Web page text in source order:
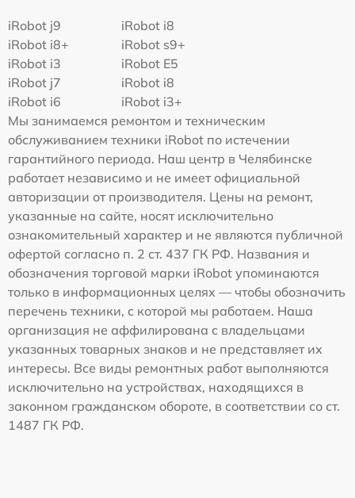
iRobot j9
iRobot i8
iRobot i8+
iRobot s9+
iRobot i3
iRobot E5
iRobot j7
iRobot i8
iRobot i6
iRobot i3+
Мы занимаемся ремонтом и техническим
обслуживанием техники iRobot по истечении
гарантийного периода. Наш центр в Челябинске
работает независимо и не имеет официальной
авторизации от производителя. Цены на ремонт,
указанные на сайте, носят исключительно
ознакомительный характер и не являются публичной
офертой согласно п. 2 ст. 437 ГК РФ. Названия и
обозначения торговой марки iRobot упоминаются
только в информационных целях — чтобы обозначить
перечень техники, с которой мы работаем. Наша
организация не аффилирована с владельцами
указанных товарных знаков и не представляет их
интересы. Все виды ремонтных работ выполняются
исключительно на устройствах, находящихся в
законном гражданском обороте, в соответствии со ст.
1487 ГК РФ.